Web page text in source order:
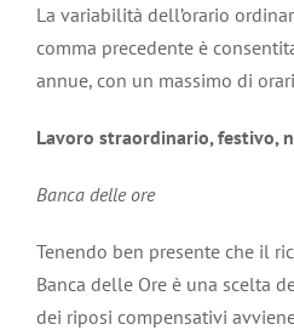
La variabilità dell’orario
comma precedente è
annue, con un massimo di
Lavoro straordinario, festivo,
Banca delle ore
Tenendo ben presente che il
Banca delle Ore è una scelta
dei riposi compensativi